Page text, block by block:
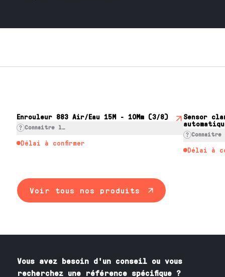
Voir tous nos produits
Enrouleur 883 Air/Eau 15M - 10Mm (3/8)
Connaitre le prix
Délai à confirmer
Sensor
Délai à
Vous avez besoin d'un conseil ou vous
recherchez une référence spécifique ?